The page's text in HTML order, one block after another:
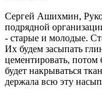
Сергей Ашихмин,
подрядной
- старые и молодые.
Их будем засыпать
цементировать, потом
будет накрываться
держала всю эту